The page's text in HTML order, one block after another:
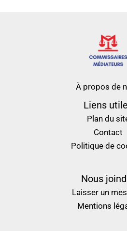
À propos de
Liens
Plan du
Contact
Politique de
Nous
Laisser un
Mentions